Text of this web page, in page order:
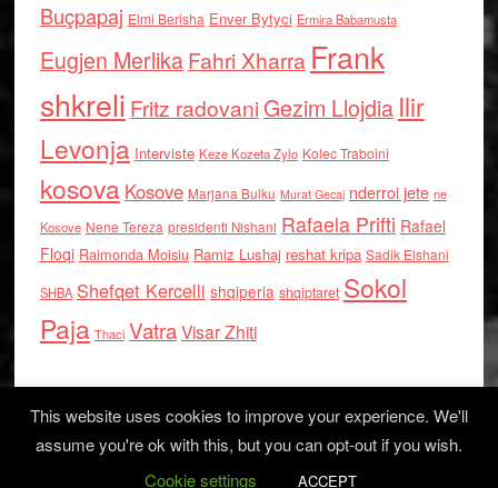
Buçpapaj Elmi Berisha Enver Bytyci Ermira Babamusta
Eugjen MerlikaFahri Xharra Frank
shkreli Fritz radovaniGezim Llojdia Ilir
Levonja Interviste Keze Kozeta Zylo Kolec Traboini
kosova Kosove Marjana Bulku Murat Gecaj nderroi jete ne
Kosove Nene Tereza presidenti Nishani Rafaela Prifti Rafael
Floqi Raimonda Moisiu Ramiz Lushaj reshat kripa Sadik Elshani
SHBA Shefqet Kercelli shqiperia shqiptaret Sokol
Paja Thaci VatraVisar Zhiti
Log in
This website uses cookies to improve your experience. We'll
assume you're ok with this, but you can opt-out if you wish.
Cookie settings
ACCEPT